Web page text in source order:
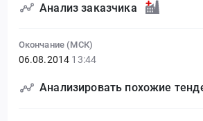
Анализ заказчика
Окончание (МСК)
06.08.2014 13:44
Анализировать похожие